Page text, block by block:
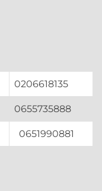
11
0206618135
0655735888
0651990881